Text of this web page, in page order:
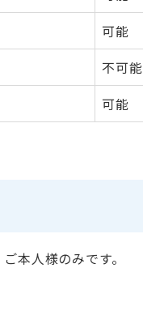
可能
不可能
可能
本人様のみです。